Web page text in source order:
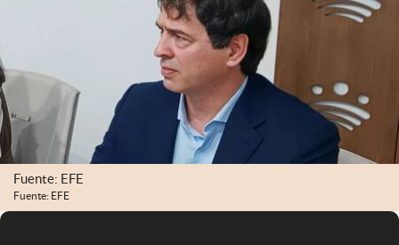
Fuente: EFE
Fuente: EFE